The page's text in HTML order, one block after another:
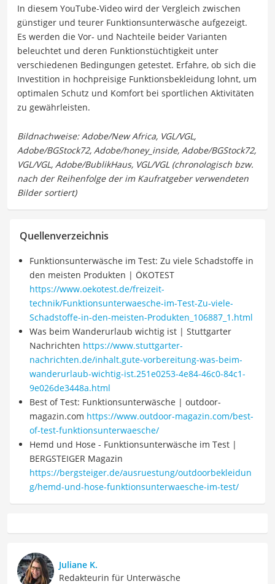
In diesem YouTube-Video wird der Vergleich zwischen
günstiger und teurer Funktionsunterwäsche aufgezeigt.
Es werden die Vor- und Nachteile beider Varianten
beleuchtet und deren Funktionstüchtigkeit unter
verschiedenen Bedingungen getestet. Erfahre, ob sich die
Investition in hochpreisige Funktionsbekleidung lohnt, um
optimalen Schutz und Komfort bei sportlichen Aktivitäten
zu gewährleisten.
Quellenverzeichnis
Funktionsunterwäsche im Test: Zu viele Schadstoffe in
den meisten Produkten | ÖKOTEST
https://www.oekotest.de/freizeit-
technik/Funktionsunterwaesche-im-Test-Zu-viele-
Schadstoffe-in-den-meisten-Produkten_106887_1.html
Was beim Wanderurlaub wichtig ist | Stuttgarter
Nachrichten https://www.stuttgarter-
nachrichten.de/inhalt.gute-vorbereitung-was-beim-
wanderurlaub-wichtig-ist.251e0253-4e84-46c0-84c1-
9e026de3448a.html
Best of Test: Funktionsunterwäsche | outdoor-
magazin.com https://www.outdoor-magazin.com/best-
of-test-funktionsunterwaesche/
Hemd und Hose - Funktionsunterwäsche im Test |
BERGSTEIGER Magazin
https://bergsteiger.de/ausruestung/outdoorbekleidun
g/hemd-und-hose-funktionsunterwaesche-im-test/
Juliane K.
Redakteurin für Unterwäsche